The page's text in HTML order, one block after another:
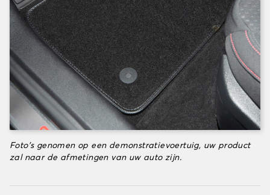
Foto's genomen op een demonstratievoertuig, uw product
zal naar de afmetingen van uw auto zijn.